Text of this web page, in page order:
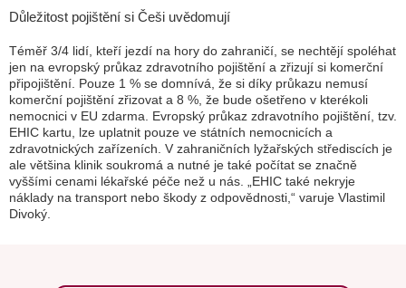
Důležitost pojištění si Češi uvědomují
Téměř 3/4 lidí, kteří jezdí na hory do zahraničí, se nechtějí spoléhat
jen na evropský průkaz zdravotního pojištění a zřizují si komerční
připojištění. Pouze 1 % se domnívá, že si díky průkazu nemusí
komerční pojištění zřizovat a 8 %, že bude ošetřeno v kterékoli
nemocnici v EU zdarma. Evropský průkaz zdravotního pojištění, tzv.
EHIC kartu, lze uplatnit pouze ve státních nemocnicích a
zdravotnických zařízeních. V zahraničních lyžařských střediscích je
ale většina klinik soukromá a nutné je také počítat se značně
vyššími cenami lékařské péče než u nás. „EHIC také nekryje
náklady na transport nebo škody z odpovědnosti,“ varuje Vlastimil
Divoký.